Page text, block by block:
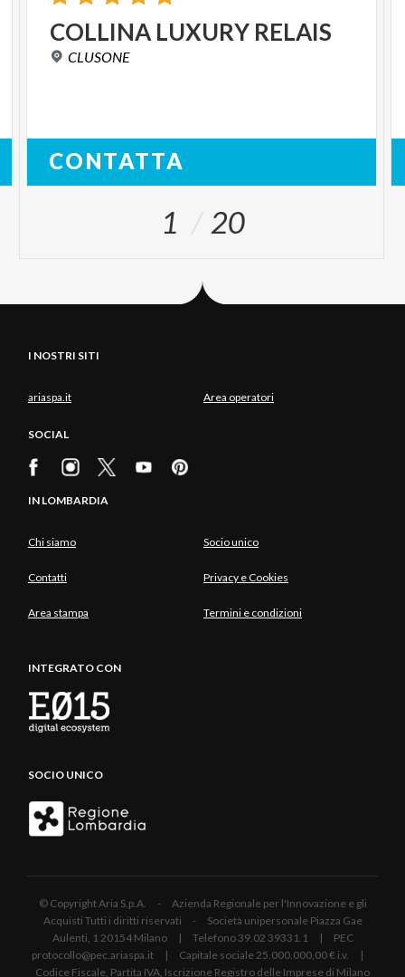
COLLINA LUXURY RELAIS
CLUSONE
CONTATTA
1 20
I NOSTRI SITI
ariaspa.it Area operatori
SOCIAL
IN LOMBARDIA
Chi siamo Socio unico
Contatti Privacy e Cookies
Area stampa Termini e condizioni
INTEGRATO CON
SOCIO UNICO
© Copyright Aria S.p.A. - Azienda Regionale per l'Innovazione e gli
Acquisti Tutti i diritti riservati - Società unipersonale Piazza Gae
Aulenti, 1 20154 Milano | Telefono 39.02 39331.1 | PEC
protocollo@pec.ariaspa.it | Capitale sociale 25.000.000,00 € i.v. |
Codice Fiscale, Partita IVA, Iscrizione Registro delle Imprese di Milano